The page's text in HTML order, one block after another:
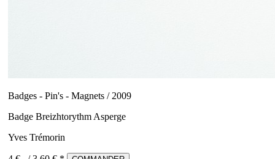
Badges - Pin's - Magnets / 2009
Badge Breizhtorythm Asperge
Yves Trémorin